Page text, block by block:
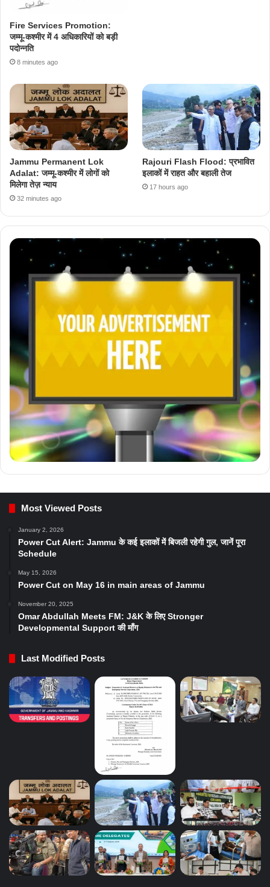
Fire Services Promotion:
जम्मू-कश्मीर में 4 अधिकारियों को बड़ी
पदोन्नति
8 minutes ago
Jammu Permanent Lok
Adalat: जम्मू-कश्मीर में लोगों को
मिलेगा तेज़ न्याय
32 minutes ago
Rajouri Flash Flood: प्रभावित
इलाकों में राहत और बहाली तेज
17 hours ago
Most Viewed Posts
January 2, 2026
Power Cut Alert: Jammu के कई इलाकों में बिजली रहेगी गुल, जानें पूरा
Schedule
May 15, 2026
Power Cut on May 16 in main areas of Jammu
November 20, 2025
Omar Abdullah Meets FM: J&K के लिए Stronger
Developmental Support की माँग
Last Modified Posts